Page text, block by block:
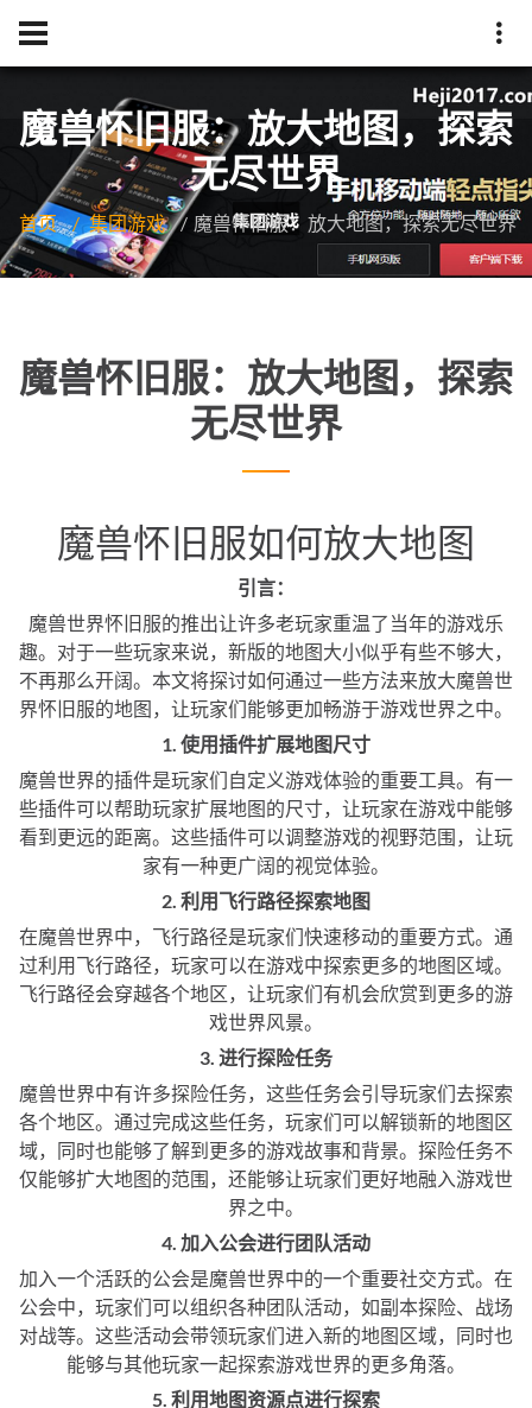
魔兽怀旧服：放大地图，探索
无尽世界
首页 集团游戏 魔兽怀旧服：放大地图，探索无尽世界
魔兽怀旧服：放大地图，探索
无尽世界
魔兽怀旧服如何放大地图
引言：
魔兽世界怀旧服的推出让许多老玩家重温了当年的游戏乐
趣。对于一些玩家来说，新版的地图大小似乎有些不够大，
不再那么开阔。本文将探讨如何通过一些方法来放大魔兽世
界怀旧服的地图，让玩家们能够更加畅游于游戏世界之中。
1. 使用插件扩展地图尺寸
魔兽世界的插件是玩家们自定义游戏体验的重要工具。有一
些插件可以帮助玩家扩展地图的尺寸，让玩家在游戏中能够
看到更远的距离。这些插件可以调整游戏的视野范围，让玩
家有一种更广阔的视觉体验。
2. 利用飞行路径探索地图
在魔兽世界中，飞行路径是玩家们快速移动的重要方式。通
过利用飞行路径，玩家可以在游戏中探索更多的地图区域。
飞行路径会穿越各个地区，让玩家们有机会欣赏到更多的游
戏世界风景。
3. 进行探险任务
魔兽世界中有许多探险任务，这些任务会引导玩家们去探索
各个地区。通过完成这些任务，玩家们可以解锁新的地图区
域，同时也能够了解到更多的游戏故事和背景。探险任务不
仅能够扩大地图的范围，还能够让玩家们更好地融入游戏世
界之中。
4. 加入公会进行团队活动
加入一个活跃的公会是魔兽世界中的一个重要社交方式。在
公会中，玩家们可以组织各种团队活动，如副本探险、战场
对战等。这些活动会带领玩家们进入新的地图区域，同时也
能够与其他玩家一起探索游戏世界的更多角落。
5. 利用地图资源点进行探索